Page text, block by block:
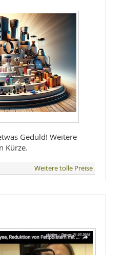
Geduld! Weitere
Kürze.
Weitere tolle Preise